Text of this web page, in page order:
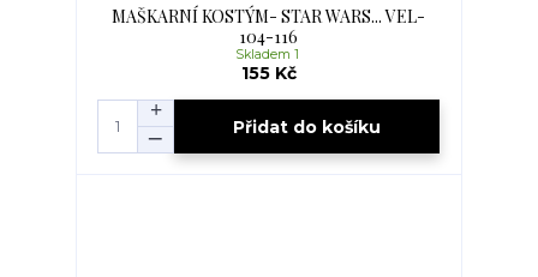
MAŠKARNÍ KOSTÝM- STAR WARS... VEL-
104-116
155 Kč
Skladem 1
Přidat do košíku